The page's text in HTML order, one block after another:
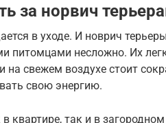
за норвич
в уходе. И новрич
питомцами несложно. Их
на свежем воздухе стоит
свою энергию.
квартире, так и в